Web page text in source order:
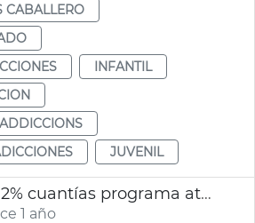
CABALLERO
INFANTIL
JUVENIL
Incremento 12% cuantías programa atención exclusión social
1 año